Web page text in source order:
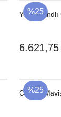
%25
Yeşil
%25
Canola